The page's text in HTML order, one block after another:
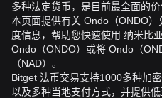
多种法定货币，是目前最全面的价
本页面提供有关 Ondo（ONDO
度信息，帮助您快速使用 纳米比
Ondo（ONDO）或将 Ondo（
（NAD）。
Bitget 法币交易支持1000多种加
以及多种当地支付方式，并提供